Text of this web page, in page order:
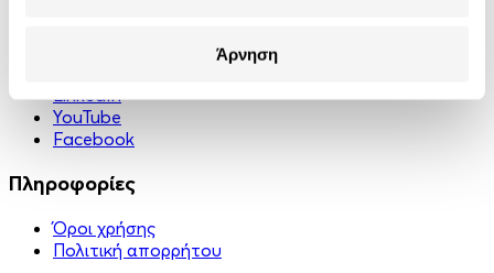
Άρνηση
LinkedIn
YouTube
Facebook
Πληροφορίες
Όροι χρήσης
Πολιτική απορρήτου